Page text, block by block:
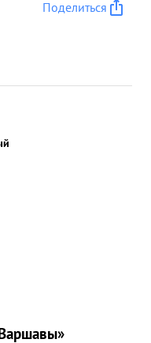
Поделиться